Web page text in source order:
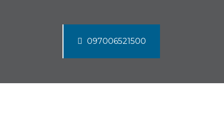
097006521500